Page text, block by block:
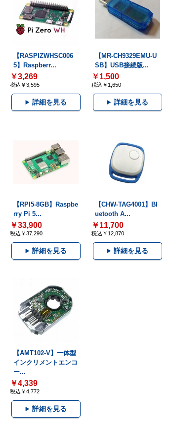
【RASPIZWHSC006
5】Raspberr...
￥3,269
税込￥3,595
詳細を見る
【MR-CH9329EMU-U
SB】USB接続版...
￥1,500
税込￥1,650
詳細を見る
【RPI5-8GB】Raspbe
rry Pi 5...
￥33,900
税込￥37,290
詳細を見る
【CHW-TAG4001】Bl
uetooth A...
￥11,700
税込￥12,870
詳細を見る
【AMT102-V】一体型
インクリメントエンコ
ー...
￥4,339
税込￥4,772
詳細を見る